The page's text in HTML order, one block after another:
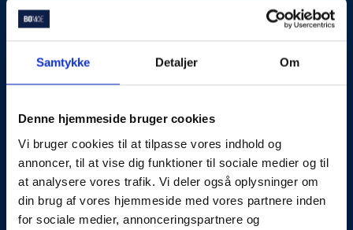
Samtykke Detaljer Om
Denne hjemmeside bruger cookies
Vi bruger cookies til at tilpasse vores indhold og
annoncer, til at vise dig funktioner til sociale medier og til
at analysere vores trafik. Vi deler også oplysninger om
din brug af vores hjemmeside med vores partnere inden
for sociale medier, annonceringspartnere og
Ved generelle henvendelser kontakt Bomae:
Tlf.72600400 , mandag til fredag 9:00-20:00
Om Bomae
Kontakt
Karriere